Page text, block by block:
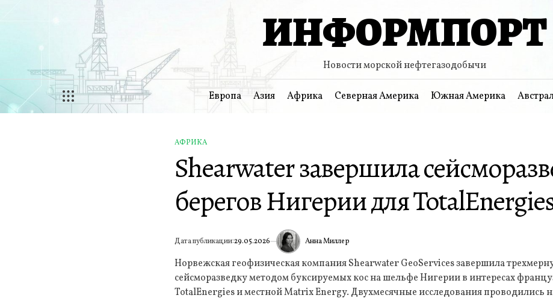
ИНФОРМПОРТ
Новости морской нефтегазодобычи
Европа Азия Африка Северная Америка Южная Америка
ОПУБЛИКОВАНО
В
АФРИКА
Shearwater завершила
берегов Нигерии для
Дата публикации:29.05.2026 ИА Анна Миллер
Норвежская геофизическая компания Shearwater GeoServices завершила
сейсморазведку методом буксируемых кос на шельфе Нигерии в интересах
TotalEnergies и местной Matrix Energy. Двухмесячные исследования проводились